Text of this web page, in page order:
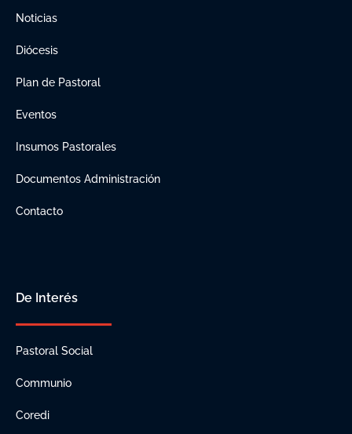
Noticias
Diócesis
Plan de Pastoral
Eventos
Insumos Pastorales
Documentos Administración
Contacto
De Interés
Pastoral Social
Communio
Coredi